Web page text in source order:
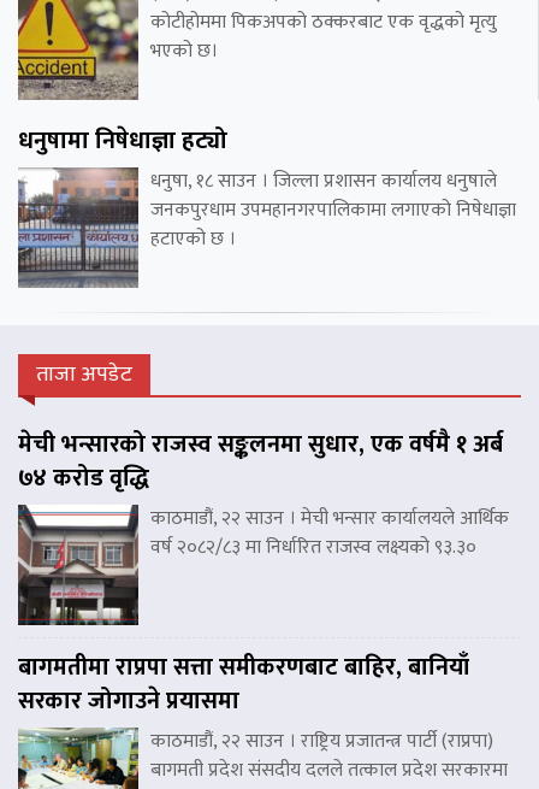
कोटीहोममा पिकअपको ठक्करबाट एक वृद्धको मृत्यु
भएको छ।
धनुषामा निषेधाज्ञा हट्यो
धनुषा, १८ साउन । जिल्ला प्रशासन कार्यालय धनुषाले
जनकपुरधाम उपमहानगरपालिकामा लगाएको निषेधाज्ञा
हटाएको छ ।
ताजा अपडेट
मेची भन्सारको राजस्व सङ्कलनमा सुधार, एक वर्षमै १ अर्ब
७४ करोड वृद्धि
काठमाडौं, २२ साउन । मेची भन्सार कार्यालयले आर्थिक
वर्ष २०८२/८३ मा निर्धारित राजस्व लक्ष्यको ९३.३०
बागमतीमा राप्रपा सत्ता समीकरणबाट बाहिर, बानियाँ
सरकार जोगाउने प्रयासमा
काठमाडौं, २२ साउन । राष्ट्रिय प्रजातन्त्र पार्टी (राप्रपा)
बागमती प्रदेश संसदीय दलले तत्काल प्रदेश सरकारमा